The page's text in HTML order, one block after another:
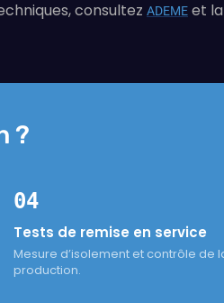
consultez ADEME et la
?
04
Tests de remise en service
Mesure d’isolement et contrôle de
production.